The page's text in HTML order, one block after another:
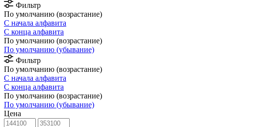
Фильтр
По умолчанию (возрастание)
С начала алфавита
С конца алфавита
По умолчанию (возрастание)
По умолчанию (убывание)
Фильтр
По умолчанию (возрастание)
С начала алфавита
С конца алфавита
По умолчанию (возрастание)
По умолчанию (убывание)
Цена